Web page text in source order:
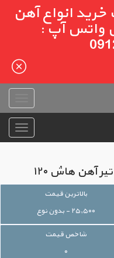
انواع آهن
واتس آپ :
بالاترین قیمت
۲۵,۵۰۰ - بدون نوع
شاخص قیمت
۰